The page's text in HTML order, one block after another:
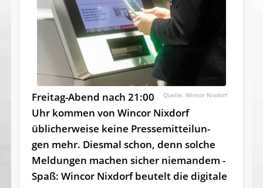
Wincor Nixdorf
Freit­ag-Abend nach 21:00
Uhr kommen von Wincor Nixdorf
üblicherweise kei­ne Pressemit­teilun­
gen mehr. Diesmal schon, denn solche
Meldungen machen sicher niemandem ­
Spaß: Wincor Nixdorf beu­telt die digi­tale